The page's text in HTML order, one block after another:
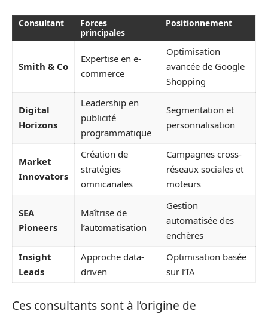
Consultant
Forces
principales
Positionnement
Smith & Co
Expertise en e-
commerce
Optimisation
avancée de Google
Shopping
Digital
Horizons
Leadership en
publicité
programmatique
Segmentation et
personnalisation
Market
Innovators
Création de
stratégies
omnicanales
Campagnes cross-
réseaux sociales et
moteurs
SEA
Pioneers
Maîtrise de
l’automatisation
Gestion
automatisée des
enchères
Insight
Leads
Approche data-
driven
Optimisation basée
sur l’IA
Ces consultants sont à l’origine de